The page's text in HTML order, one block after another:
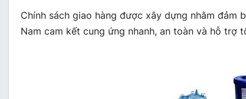
Chính sách giao hàng được xây dựng nhằm đảm
Nam cam kết cung ứng nhanh, an toàn và hỗ trợ